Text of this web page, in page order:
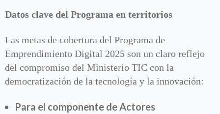
Datos clave del Programa en territorios
Las metas de cobertura del Programa de
Emprendimiento Digital 2025 son un claro reflejo
del compromiso del Ministerio TIC con la
democratización de la tecnología y la innovación:
Para el componente de Actores